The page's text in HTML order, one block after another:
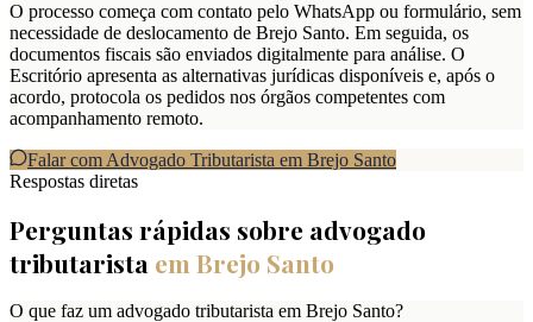
O processo começa com contato pelo WhatsApp ou formulário, sem
necessidade de deslocamento de Brejo Santo. Em seguida, os
documentos fiscais são enviados digitalmente para análise. O
Escritório apresenta as alternativas jurídicas disponíveis e, após o
acordo, protocola os pedidos nos órgãos competentes com
acompanhamento remoto.
Falar com Advogado Tributarista em Brejo Santo
Respostas diretas
Perguntas rápidas sobre advogado
tributarista em Brejo Santo
O que faz um advogado tributarista em Brejo Santo?